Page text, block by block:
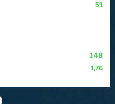
51
1,48
1,76